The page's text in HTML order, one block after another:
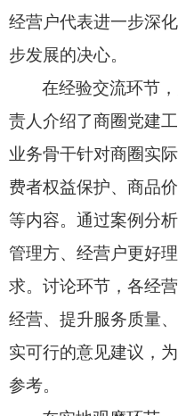
经营户代表进一步深
步发展的决心。
在经验交流环节
责人介绍了商圈党建
业务骨干针对商圈实
费者权益保护、商品
等内容。通过案例分
管理方、 经营户更好
求。 讨论环节 ， 各经
经营、 提升服务质量
实可行的意见建议，
参考。